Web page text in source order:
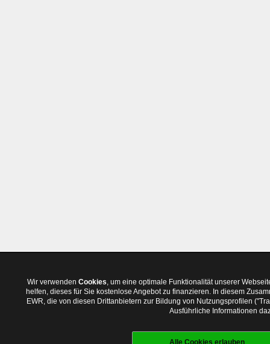
Wir verwenden Cookies, um eine optimale Funktionalität unserer
helfen, dieses für Sie kostenlose Angebot zu finanzieren. In diesem
EWR, die von diesen Drittanbietern zur Bildung von Nutzungsprofilen
Ausführliche Informationen
Alle Cookies erlauben